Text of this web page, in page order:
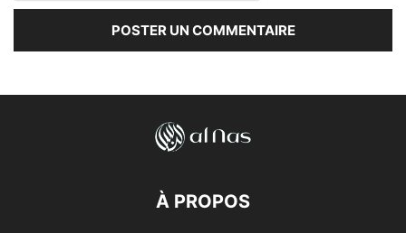
À PROPOS